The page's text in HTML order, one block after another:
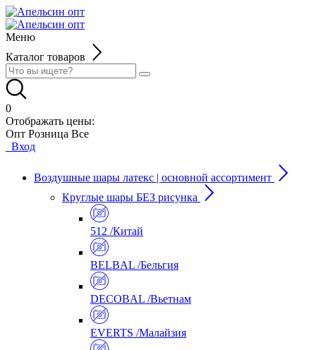
Меню
Каталог товаров
0
Отображать цены:
Опт Розница Все
Вход
Воздушные шары латекс | основной ассортимент
Круглые шары БЕЗ рисунка
512 /Китай
BELBAL /Бельгия
DECOBAL /Вьетнам
EVERTS /Малайзия